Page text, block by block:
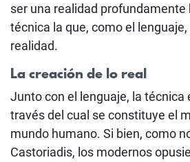
ser una realidad profundamente
técnica la que, como el
realidad.
La creación de lo real
Junto con el lenguaje, la técnica
través del cual se constituye el
mundo humano. Si bien, como
Castoriadis, los modernos